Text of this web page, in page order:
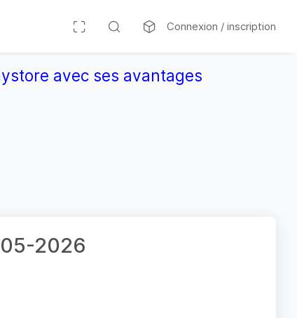
Connexion / inscription
avec ses avantages
05-2026